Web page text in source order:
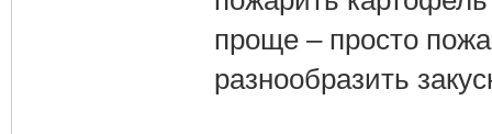
проще – просто
разнообразить